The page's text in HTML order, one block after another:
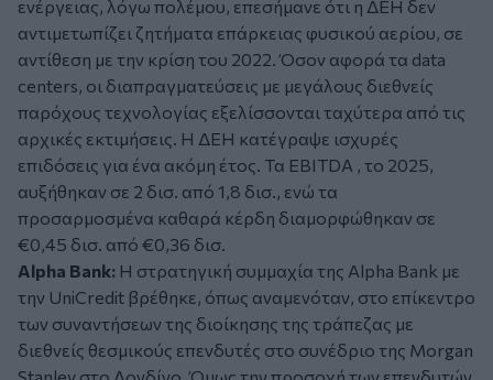
ενέργειας, λόγω πολέμου, επεσήμανε ότι η ΔΕΗ δεν
αντιμετωπίζει ζητήματα επάρκειας φυσικού αερίου, σε
αντίθεση με την κρίση του 2022. Όσον αφορά τα data
centers, οι διαπραγματεύσεις με μεγάλους διεθνείς
παρόχους τεχνολογίας εξελίσσονται ταχύτερα από τις
αρχικές εκτιμήσεις. Η ΔΕΗ κατέγραψε ισχυρές
επιδόσεις για ένα ακόμη έτος. Τα EBITDA , το 2025,
αυξήθηκαν σε 2 δισ. από 1,8 δισ., ενώ τα
προσαρμοσμένα καθαρά κέρδη διαμορφώθηκαν σε
€0,45 δισ. από €0,36 δισ.
Alpha Bank: Η στρατηγική συμμαχία της Alpha Bank με
την UniCredit βρέθηκε, όπως αναμενόταν, στο επίκεντρο
των συναντήσεων της διοίκησης της τράπεζας με
διεθνείς θεσμικούς επενδυτές στο συνέδριο της Morgan